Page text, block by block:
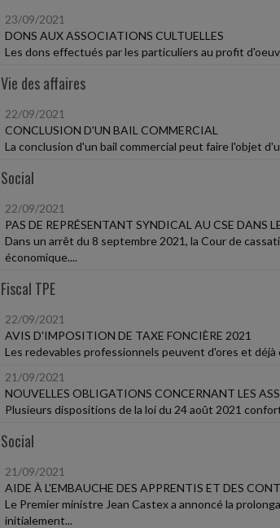
23/09/2021
DONS AUX ASSOCIATIONS CULTUELLES
Les dons effectués par les particuliers au profit
Vie des affaires
22/09/2021
CONCLUSION D'UN BAIL COMMERCIAL
La conclusion d'un bail commercial peut faire l'objet
Social
22/09/2021
PAS DE REPRÉSENTANT SYNDICAL AU CSE DANS
Dans un arrêt du 8 septembre 2021, la Cour de
économique....
Fiscal TPE
22/09/2021
AVIS D'IMPOSITION DE TAXE FONCIÈRE 2021
Les redevables professionnels peuvent d'ores et
21/09/2021
NOUVELLES OBLIGATIONS CONCERNANT LES
Plusieurs dispositions de la loi du 24 août 2021
Social
21/09/2021
AIDE À L'EMBAUCHE DES APPRENTIS ET DES
Le Premier ministre Jean Castex a annoncé la
initialement...